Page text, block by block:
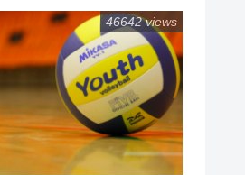
46642 views